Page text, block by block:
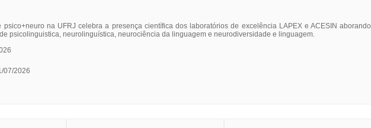
psico+neuro na UFRJ celebra a presença científica dos laboratórios de excelência LAPEX e ACESIN aborando
psicolinguistica, neurolinguística, neurociência da linguagem e neurodiversidade e linguagem.
07/2026